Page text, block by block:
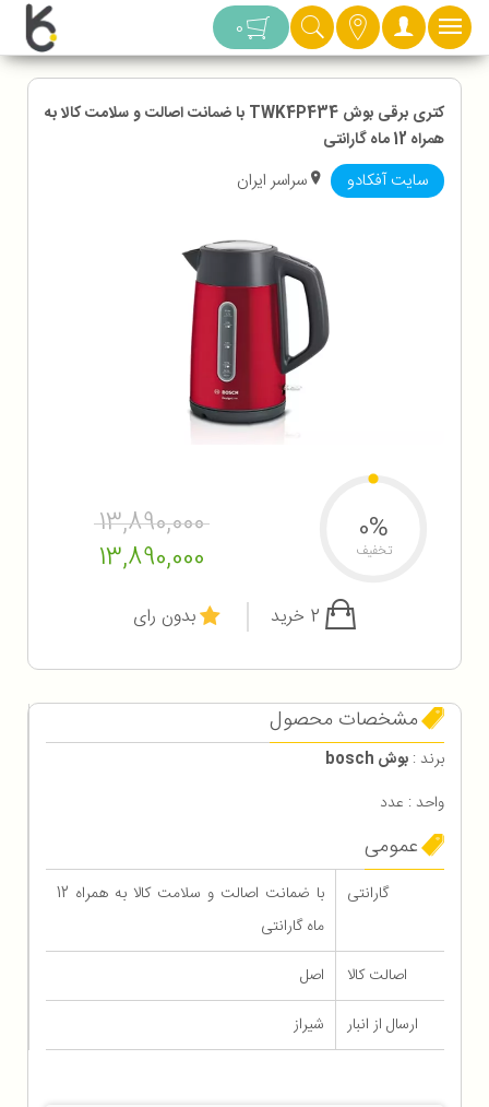
دسته بندی 0
کتری برقی بوش TWK4P434 با ضمانت اصالت و سلامت کالا به
همراه 12 ماه گارانتی
سایت آفکادو سراسر ایران
13,890,000
13,890,000
0%
تخفیف
بدون رای
مشخصات محصول
برند : بوش bosch
واحد : عدد
عمومی
گارانتی
با ضمانت اصالت و سلامت کالا به همراه 12
ماه گارانتی
اصالت کالا
اصل
ارسال از انبار
شیراز